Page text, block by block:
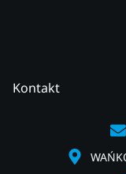
Kontakt